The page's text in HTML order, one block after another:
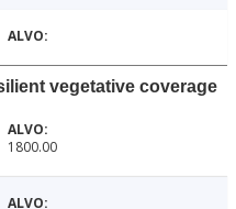
vegetative coverage
1800.00